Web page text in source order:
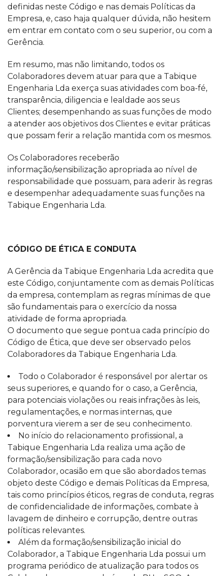
definidas neste Código e nas demais Políticas da
Empresa, e, caso haja qualquer dúvida, não hesitem
em entrar em contato com o seu superior, ou com a
Gerência.
Em resumo, mas não limitando, todos os
Colaboradores devem atuar para que a Tabique
Engenharia Lda exerça suas atividades com boa-fé,
transparência, diligencia e lealdade aos seus
Clientes; desempenhando as suas funções de modo
a atender aos objetivos dos Clientes e evitar práticas
que possam ferir a relação mantida com os mesmos.
Os Colaboradores receberão
informação/sensibilização apropriada ao nível de
responsabilidade que possuam, para aderir às regras
e desempenhar adequadamente suas funções na
Tabique Engenharia Lda.
CÓDIGO DE ÉTICA E CONDUTA
A Gerência da Tabique Engenharia Lda acredita que
este Código, conjuntamente com as demais Políticas
da empresa, contemplam as regras mínimas de que
são fundamentais para o exercício da nossa
atividade de forma apropriada.
O documento que segue pontua cada princípio do
Código de Ética, que deve ser observado pelos
Colaboradores da Tabique Engenharia Lda.
Todo o Colaborador é responsável por alertar os
seus superiores, e quando for o caso, a Gerência,
para potenciais violações ou reais infrações às leis,
regulamentações, e normas internas, que
porventura vierem a ser de seu conhecimento.
No início do relacionamento profissional, a
Tabique Engenharia Lda realiza uma ação de
formação/sensibilização para cada novo
Colaborador, ocasião em que são abordados temas
objeto deste Código e demais Políticas da Empresa,
tais como princípios éticos, regras de conduta, regras
de confidencialidade de informações, combate à
lavagem de dinheiro e corrupção, dentre outras
políticas relevantes.
Além da formação/sensibilização inicial do
Colaborador, a Tabique Engenharia Lda possui um
programa periódico de atualização para todos os